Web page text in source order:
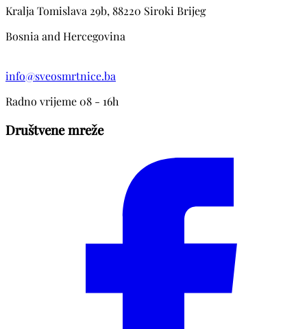
Kralja Tomislava 29b, 88220 Siroki Brijeg
Bosnia and Hercegovina
info@sveosmrtnice.ba
Radno vrijeme 08 - 16h
Društvene mreže